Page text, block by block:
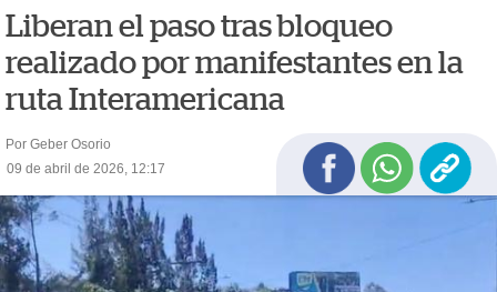
Liberan el paso tras bloqueo
realizado por manifestantes en la
ruta Interamericana
Por Geber Osorio
09 de abril de 2026, 12:17